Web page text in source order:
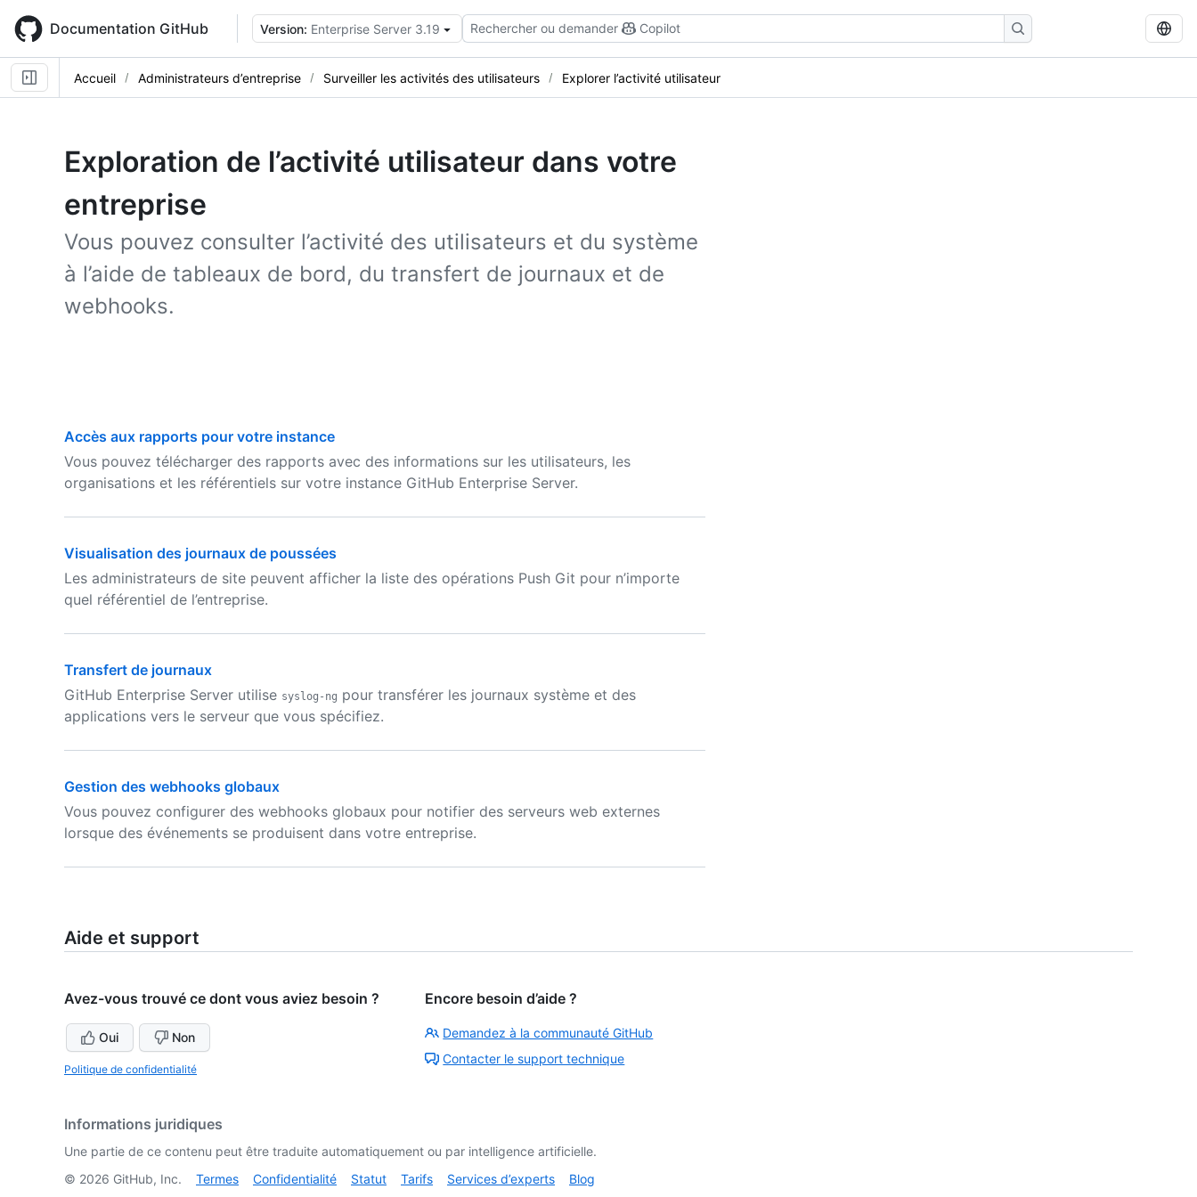
main
content
Documentation GitHub Version: Enterprise Server 3.19 Rechercher ou demander Copilot
Accueil Administrateurs d’entreprise Surveiller les activités des utilisateurs Explorer l’activité utilisateur
Exploration de l’activité utilisateur dans votre
entreprise
Vous pouvez consulter l’activité des utilisateurs et du système
à l’aide de tableaux de bord, du transfert de journaux et de
webhooks.
Accès aux rapports pour votre instance
Vous pouvez télécharger des rapports avec des informations sur les utilisateurs, les
organisations et les référentiels sur votre instance GitHub Enterprise Server.
Visualisation des journaux de poussées
Les administrateurs de site peuvent afficher la liste des opérations Push Git pour n’importe
quel référentiel de l’entreprise.
Transfert de journaux
GitHub Enterprise Server utilise syslog-ng pour transférer les journaux système et des
applications vers le serveur que vous spécifiez.
Gestion des webhooks globaux
Vous pouvez configurer des webhooks globaux pour notifier des serveurs web externes
lorsque des événements se produisent dans votre entreprise.
Aide et support
Avez-vous trouvé ce dont vous aviez besoin ?
Oui Non
Politique de confidentialité
Encore besoin d’aide ?
Demandez à la communauté GitHub
Contacter le support technique
Informations juridiques
Une partie de ce contenu peut être traduite automatiquement ou par intelligence artificielle.
© 2026 GitHub, Inc. Termes Confidentialité Statut Tarifs Services d’experts Blog